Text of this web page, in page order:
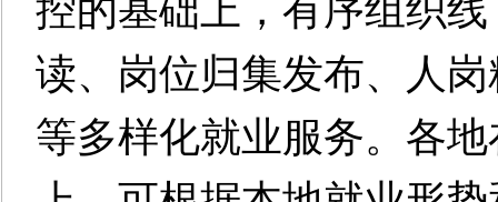
控的基础上，有序组织
读、岗位归集发布、人
等多样化就业服务。各